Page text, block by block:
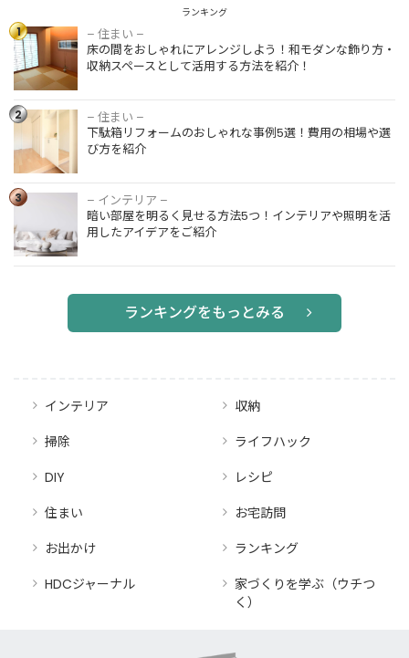
ランキング
1
床の間をお
しゃれにア
レンジしよ
う！和モダ
ンな飾り
方・収納ス
ペースとし
て活用する
方法を紹
介！
– 住まい –
床の間をおしゃれにアレンジしよう！和モダンな飾り方・
収納スペースとして活用する方法を紹介！
2
下駄箱リフ
ォームのお
しゃれな事
例5選！費
用の相場や
選び方を紹
介
– 住まい –
下駄箱リフォームのおしゃれな事例5選！費用の相場や選
び方を紹介
3
暗い部屋を
る方法5
つ！インテ
を活用した
– インテリア –
暗い部屋を明るく見せる方法5つ！インテリアや照明を活
用したアイデアをご紹介
ランキングをもっとみる
インテリア
収納
掃除
ライフハック
DIY
レシピ
住まい
お宅訪問
お出かけ
ランキング
HDCジャーナル
家づくりを学ぶ（ウチつ
く）